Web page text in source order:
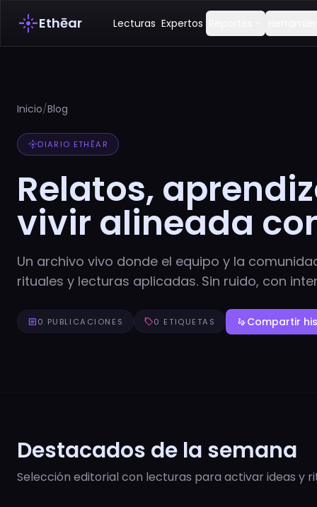
flareEthēar Lecturas Expertos
Inicio/Blog
flareDIARIO ETHĒAR
Relatos,
vivir alineada
Un archivo vivo donde el equipo y la
rituales y lecturas aplicadas. Sin ruido, con
article0 PUBLICACIONES sell0 ETIQUETAS gestureCompartir
Destacados de la semana
Selección editorial con lecturas para activar ideas y